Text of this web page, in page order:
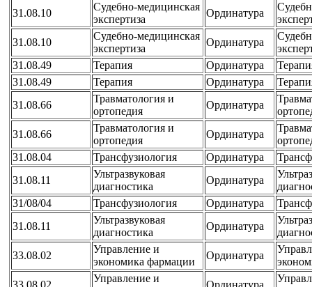
31.08.10
Судебно-медицинская
экспертиза
Ординатура
31.08.10
Судебно-медицинская
экспертиза
Ординатура
31.08.49
Терапия Ординатура
31.08.49
Терапия Ординатура
31.08.66
Травматология и
ортопедия
Ординатура
31.08.66
Травматология и
ортопедия
Ординатура
31.08.04
Трансфузиология Ординатура
31.08.11
Ультразвуковая
диагностика
Ординатура
31/08/04
Трансфузиология Ординатура
31.08.11
Ультразвуковая
диагностика
Ординатура
33.08.02
Управление и
экономика фармации
Ординатура
Управление и